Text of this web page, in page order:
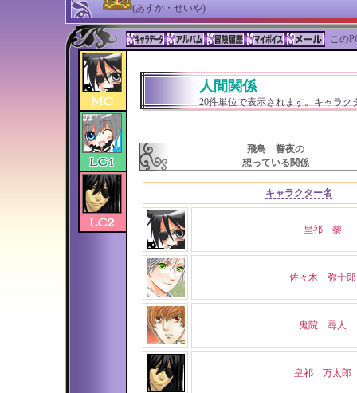
(あすか・せいや)
この
人間関係
20件単位で表示されます。キャラ
飛鳥 誓夜の
想っている関係
キャラクター名
皇祁 黎
佐々木 弥十郎
鬼院 尋人
皇祁 万太郎